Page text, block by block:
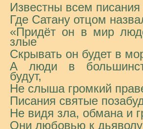
Известны всем писания
Где Сатану отцом
«Придёт он в мир
злые
Скрывать он будет в
А люди в
будут,
Не слыша громкий
Писания святые
Не видя зла, обмана и
Они любовью к